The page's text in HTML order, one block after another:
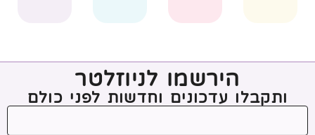
הירשמו לניוזלטר
ותקבלו עדכונים וחדשות לפני כולם